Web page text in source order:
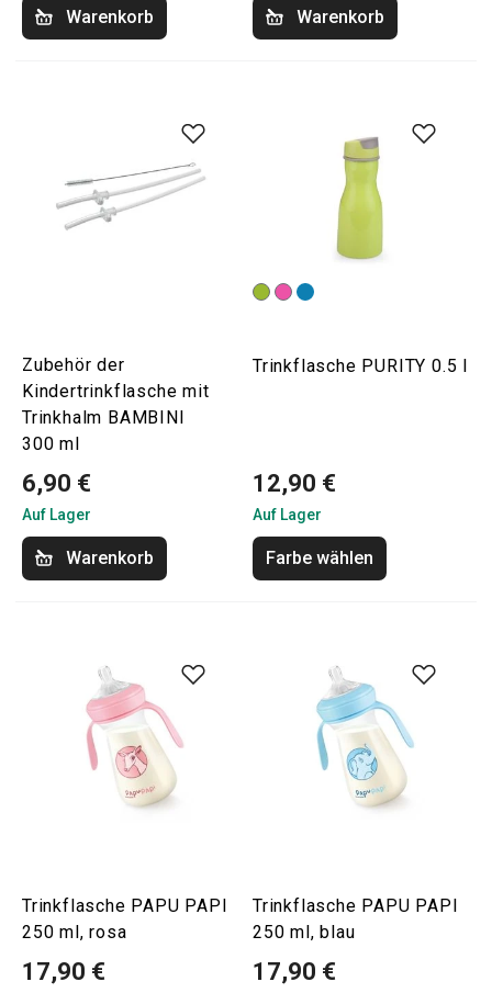
Warenkorb Warenkorb
Zubehör der
Kindertrinkflasche mit
Trinkhalm BAMBINI
300 ml
6,90 €
Auf Lager
Warenkorb
Trinkflasche PURITY 0.5 l
12,90 €
Auf Lager
Farbe wählen
Trinkflasche PAPU PAPI
250 ml, rosa
17,90 €
Trinkflasche PAPU PAPI
250 ml, blau
17,90 €